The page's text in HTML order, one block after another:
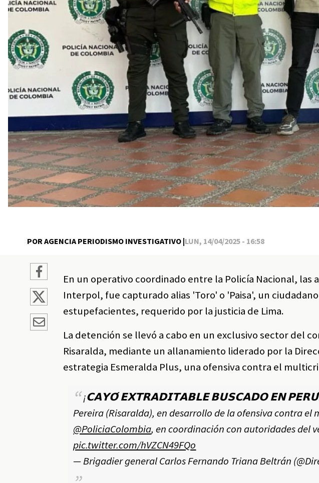
POR AGENCIA PERIODISMO INVESTIGATIVO |LUN, 14/04/2025 - 16:58
En un operativo coordinado entre la Policía Nacional, las
Interpol, fue capturado alias 'Toro' o 'Paisa', un
estupefacientes, requerido por la justicia de Lima.
La detención se llevó a cabo en un exclusivo sector del
Risaralda, mediante un allanamiento liderado por la
estrategia Esmeralda Plus, una ofensiva contra el
¡𝗖𝗔𝗬𝗢́ 𝗘𝗫𝗧𝗥𝗔𝗗𝗜𝗧𝗔𝗕𝗟𝗘 𝗕𝗨𝗦𝗖𝗔𝗗𝗢 𝗘𝗡 𝗣𝗘𝗥𝗨́! En
Pereira (Risaralda), en desarrollo de la ofensiva contra
@PoliciaColombia, en coordinación con autoridades del
pic.twitter.com/hVZCN49FQo
— Brigadier general Carlos Fernando Triana Beltrán